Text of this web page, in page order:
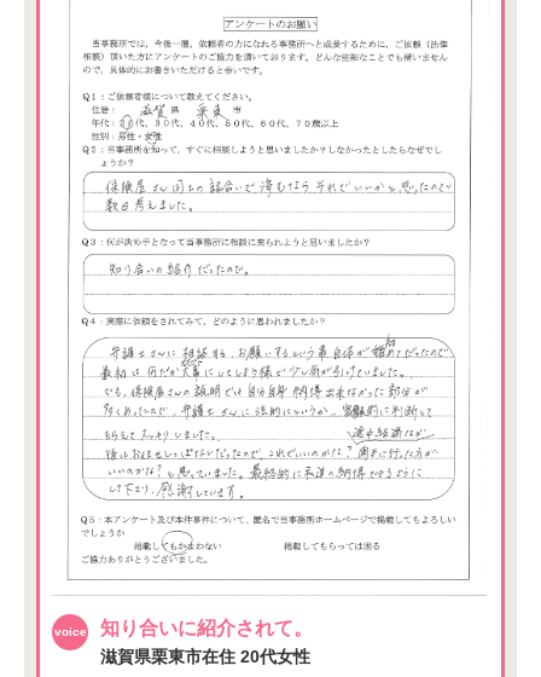
知り合いに紹介されて。
滋賀県栗東市在住 20代女性